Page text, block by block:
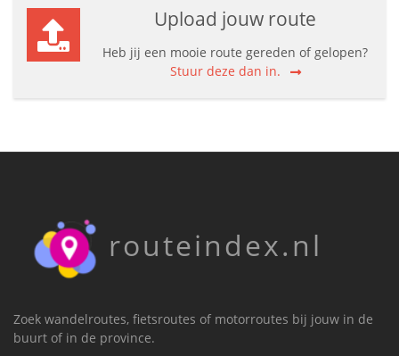
Upload jouw route
Heb jij een mooie route gereden of gelopen?
Stuur deze dan in.
routeindex.nl
Zoek wandelroutes, fietsroutes of motorroutes bij jouw in de
buurt of in de province.